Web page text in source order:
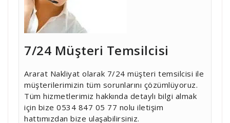
7/24 Müşteri Temsilcisi
Ararat Nakliyat olarak 7/24 müşteri temsilcisi ile
müşterilerimizin tüm sorunlarını çözümlüyoruz.
Tüm hizmetlerimiz hakkında detaylı bilgi almak
için bize 0534 847 05 77 nolu iletişim
hattımızdan bize ulaşabilirsiniz.